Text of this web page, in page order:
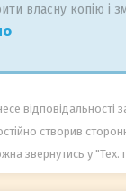
власну копію і
відповідальності
створив
звернутись у "Тех.